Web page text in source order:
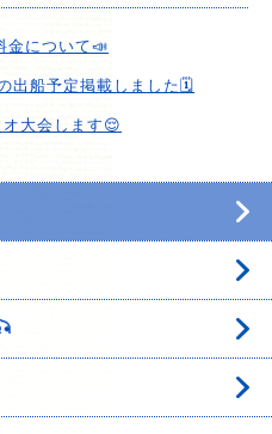
金について📣
出船予定掲載しました🗓️
大会します😌